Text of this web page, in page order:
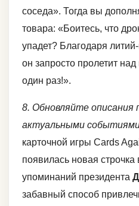
соседа». Тогда вы
товара: «Боитесь, что
упадет? Благодаря
он запросто пролетит
один раз!».
8. Обновляйте описания
актуальными
карточной игры Cards
появилась новая
упоминаний президента
забавный способ